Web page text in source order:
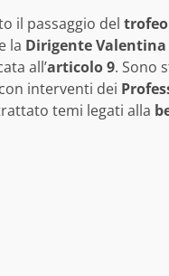
il passaggio del trofeo
la Dirigente
all’articolo 9. Sono
interventi dei
temi legati alla